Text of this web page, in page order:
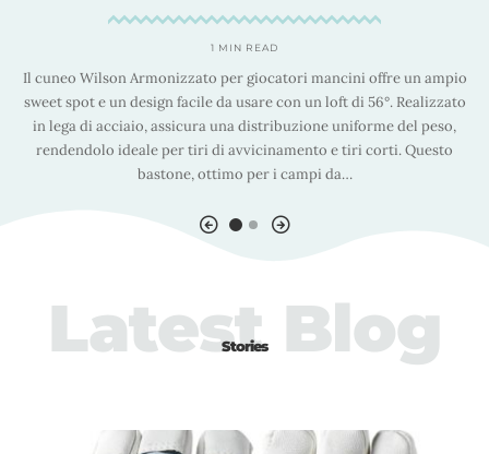
1 MIN READ
Il cuneo Wilson Armonizzato per giocatori mancini offre un ampio
sweet spot e un design facile da usare con un loft di 56°. Realizzato
in lega di acciaio, assicura una distribuzione uniforme del peso,
rendendolo ideale per tiri di avvicinamento e tiri corti. Questo
bastone, ottimo per i campi da…
Stories
Latest Blog